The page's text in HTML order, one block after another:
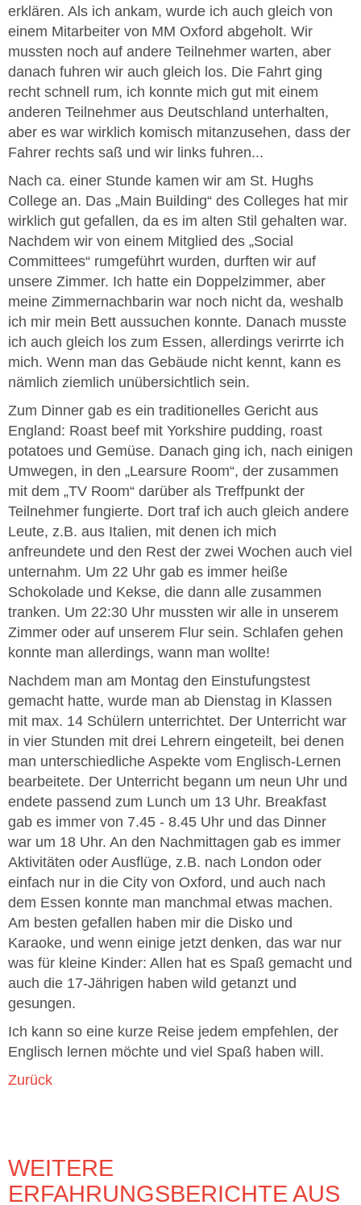
erklären. Als ich ankam, wurde ich auch gleich von
einem Mitarbeiter von MM Oxford abgeholt. Wir
mussten noch auf andere Teilnehmer warten, aber
danach fuhren wir auch gleich los. Die Fahrt ging
recht schnell rum, ich konnte mich gut mit einem
anderen Teilnehmer aus Deutschland unterhalten,
aber es war wirklich komisch mitanzusehen, dass der
Fahrer rechts saß und wir links fuhren...
Nach ca. einer Stunde kamen wir am St. Hughs
College an. Das „Main Building“ des Colleges hat mir
wirklich gut gefallen, da es im alten Stil gehalten war.
Nachdem wir von einem Mitglied des „Social
Committees“ rumgeführt wurden, durften wir auf
unsere Zimmer. Ich hatte ein Doppelzimmer, aber
meine Zimmernachbarin war noch nicht da, weshalb
ich mir mein Bett aussuchen konnte. Danach musste
ich auch gleich los zum Essen, allerdings verirrte ich
mich. Wenn man das Gebäude nicht kennt, kann es
nämlich ziemlich unübersichtlich sein.
Zum Dinner gab es ein traditionelles Gericht aus
England: Roast beef mit Yorkshire pudding, roast
potatoes und Gemüse. Danach ging ich, nach einigen
Umwegen, in den „Learsure Room“, der zusammen
mit dem „TV Room“ darüber als Treffpunkt der
Teilnehmer fungierte. Dort traf ich auch gleich andere
Leute, z.B. aus Italien, mit denen ich mich
anfreundete und den Rest der zwei Wochen auch viel
unternahm. Um 22 Uhr gab es immer heiße
Schokolade und Kekse, die dann alle zusammen
tranken. Um 22:30 Uhr mussten wir alle in unserem
Zimmer oder auf unserem Flur sein. Schlafen gehen
konnte man allerdings, wann man wollte!
Nachdem man am Montag den Einstufungstest
gemacht hatte, wurde man ab Dienstag in Klassen
mit max. 14 Schülern unterrichtet. Der Unterricht war
in vier Stunden mit drei Lehrern eingeteilt, bei denen
man unterschiedliche Aspekte vom Englisch-Lernen
bearbeitete. Der Unterricht begann um neun Uhr und
endete passend zum Lunch um 13 Uhr. Breakfast
gab es immer von 7.45 - 8.45 Uhr und das Dinner
war um 18 Uhr. An den Nachmittagen gab es immer
Aktivitäten oder Ausflüge, z.B. nach London oder
einfach nur in die City von Oxford, und auch nach
dem Essen konnte man manchmal etwas machen.
Am besten gefallen haben mir die Disko und
Karaoke, und wenn einige jetzt denken, das war nur
was für kleine Kinder: Allen hat es Spaß gemacht und
auch die 17-Jährigen haben wild getanzt und
gesungen.
Ich kann so eine kurze Reise jedem empfehlen, der
Englisch lernen möchte und viel Spaß haben will.
Zurück
WEITERE
ERFAHRUNGSBERICHTE AUS